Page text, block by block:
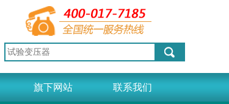
旗下网站 联系我们